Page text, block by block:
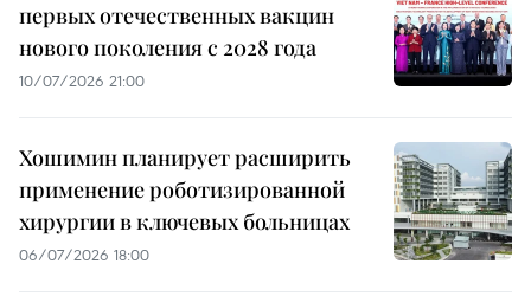
первых отечественных вакцин
нового поколения с 2028 года
10/07/2026 21:00
Хошимин планирует расширить
применение роботизированной
хирургии в ключевых больницах
06/07/2026 18:00